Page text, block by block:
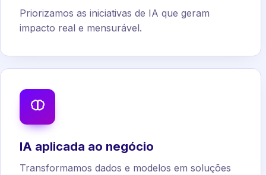
Priorizamos as iniciativas de IA que geram
impacto real e mensurável.
IA aplicada ao negócio
Transformamos dados e modelos em soluções